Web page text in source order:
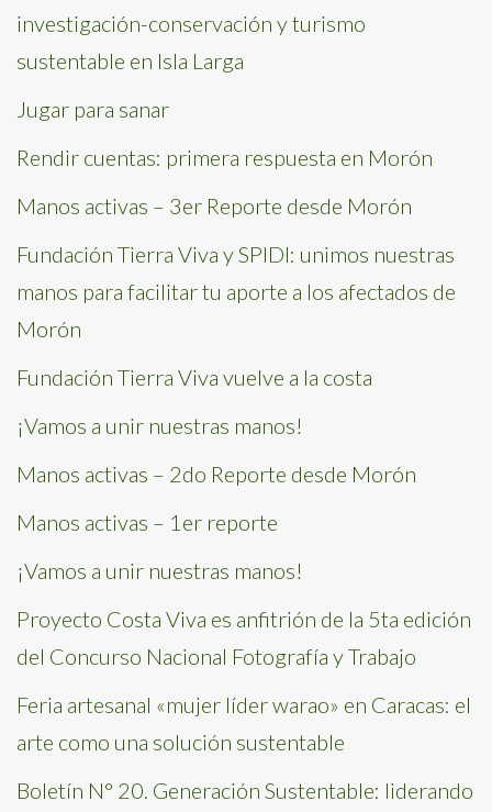
investigación-conservación y turismo
sustentable en Isla Larga
Jugar para sanar
Rendir cuentas: primera respuesta en Morón
Manos activas – 3er Reporte desde Morón
Fundación Tierra Viva y SPIDI: unimos nuestras
manos para facilitar tu aporte a los afectados de
Morón
Fundación Tierra Viva vuelve a la costa
¡Vamos a unir nuestras manos!
Manos activas – 2do Reporte desde Morón
Manos activas – 1er reporte
¡Vamos a unir nuestras manos!
Proyecto Costa Viva es anfitrión de la 5ta edición
del Concurso Nacional Fotografía y Trabajo
Feria artesanal «mujer líder warao» en Caracas: el
arte como una solución sustentable
Boletín N° 20. Generación Sustentable: liderando